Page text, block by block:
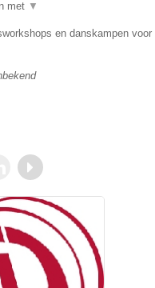
met ▼
en danskampen voor